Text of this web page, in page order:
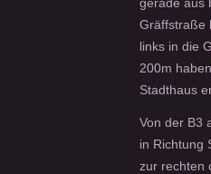
Gräffstraße
links in die
200m
Stadthaus
Von der B3
in Richtung
zur rechten